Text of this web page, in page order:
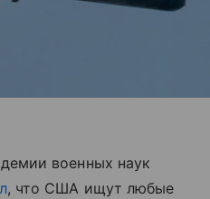
военных наук
, что США ищут любые